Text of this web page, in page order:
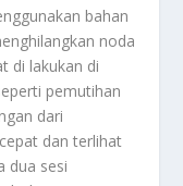
bahan
noda
di lakukan di
pemutihan
dari
dan terlihat
dua sesi